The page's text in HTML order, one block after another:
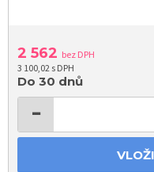
2 562 bez DPH
3 100,02 s DPH
Do 30 dnů
−